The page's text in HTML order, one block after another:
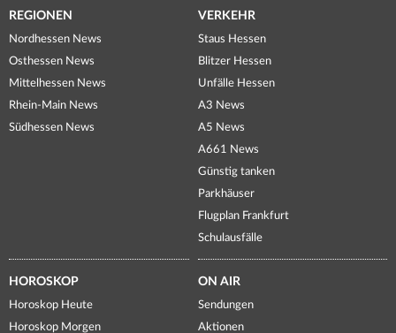
REGIONEN
Nordhessen News
Osthessen News
Mittelhessen News
Rhein-Main News
Südhessen News
VERKEHR
Staus Hessen
Blitzer Hessen
Unfälle Hessen
A3 News
A5 News
A661 News
Günstig tanken
Parkhäuser
Flugplan Frankfurt
Schulausfälle
HOROSKOP
Horoskop Heute
Horoskop Morgen
ON AIR
Sendungen
Aktionen